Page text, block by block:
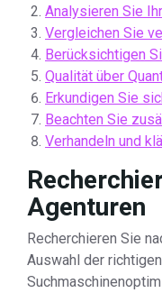
Analysieren Sie
Vergleichen Sie
Berücksichtigen
Qualität über
Erkundigen Sie
Beachten Sie
Verhandeln und
Agenturen
Recherchieren Sie
Auswahl der